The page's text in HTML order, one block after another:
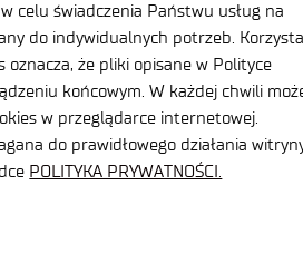
celu świadczenia Państwu usług na
do indywidualnych potrzeb.
że pliki opisane w Polityce
końcowym. W każdej chwili
w przeglądarce internetowej.
do prawidłowego działania
POLITYKA PRYWATNOŚCI.